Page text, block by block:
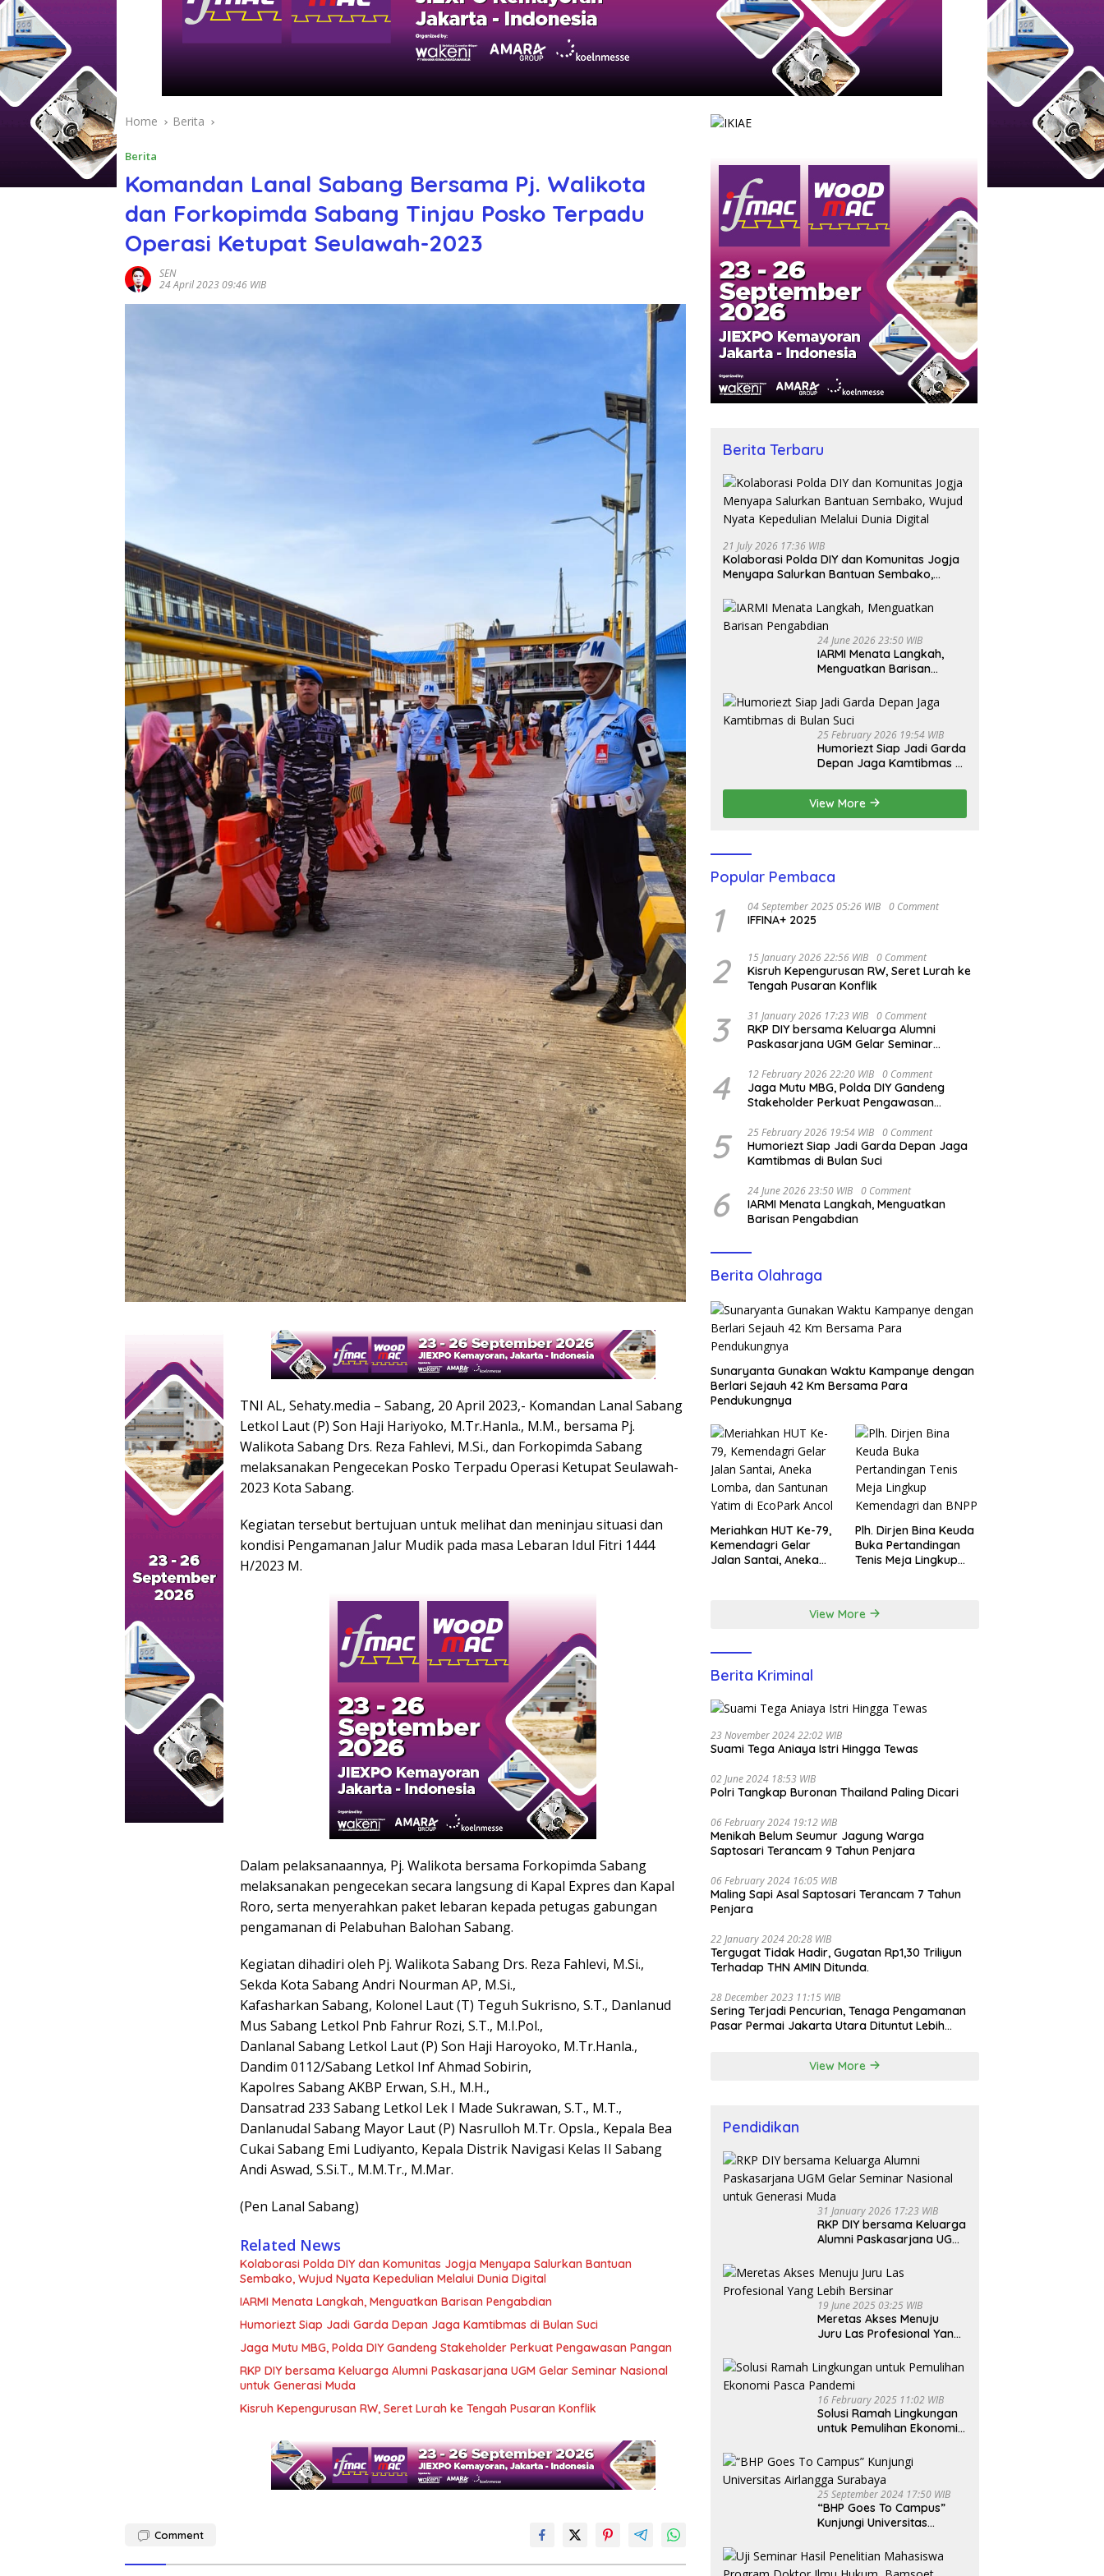
Home Berita
Berita
Komandan Lanal Sabang Bersama Pj. Walikota
dan Forkopimda Sabang Tinjau Posko Terpadu
Operasi Ketupat Seulawah-2023
SEN
24 April 2023 09:46 WIB
TNI AL, Sehaty.media – Sabang, 20 April 2023,- Komandan Lanal Sabang
Letkol Laut (P) Son Haji Hariyoko, M.Tr.Hanla., M.M., bersama Pj.
Walikota Sabang Drs. Reza Fahlevi, M.Si., dan Forkopimda Sabang
melaksanakan Pengecekan Posko Terpadu Operasi Ketupat Seulawah-
2023 Kota Sabang.
Kegiatan tersebut bertujuan untuk melihat dan meninjau situasi dan
kondisi Pengamanan Jalur Mudik pada masa Lebaran Idul Fitri 1444
H/2023 M.
Dalam pelaksanaannya, Pj. Walikota bersama Forkopimda Sabang
melaksanakan pengecekan secara langsung di Kapal Expres dan Kapal
Roro, serta menyerahkan paket lebaran kepada petugas gabungan
pengamanan di Pelabuhan Balohan Sabang.
Kegiatan dihadiri oleh Pj. Walikota Sabang Drs. Reza Fahlevi, M.Si.,
Sekda Kota Sabang Andri Nourman AP, M.Si.,
Kafasharkan Sabang, Kolonel Laut (T) Teguh Sukrisno, S.T., Danlanud
Mus Sabang Letkol Pnb Fahrur Rozi, S.T., M.I.Pol.,
Danlanal Sabang Letkol Laut (P) Son Haji Haroyoko, M.Tr.Hanla.,
Dandim 0112/Sabang Letkol Inf Ahmad Sobirin,
Kapolres Sabang AKBP Erwan, S.H., M.H.,
Dansatrad 233 Sabang Letkol Lek I Made Sukrawan, S.T., M.T.,
Danlanudal Sabang Mayor Laut (P) Nasrulloh M.Tr. Opsla., Kepala Bea
Cukai Sabang Emi Ludiyanto, Kepala Distrik Navigasi Kelas II Sabang
Andi Aswad, S.Si.T., M.M.Tr., M.Mar.
(Pen Lanal Sabang)
Related News
Kolaborasi Polda DIY dan Komunitas Jogja Menyapa Salurkan Bantuan
Sembako, Wujud Nyata Kepedulian Melalui Dunia Digital
IARMI Menata Langkah, Menguatkan Barisan Pengabdian
Humoriezt Siap Jadi Garda Depan Jaga Kamtibmas di Bulan Suci
Jaga Mutu MBG, Polda DIY Gandeng Stakeholder Perkuat Pengawasan Pangan
RKP DIY bersama Keluarga Alumni Paskasarjana UGM Gelar Seminar Nasional
untuk Generasi Muda
Kisruh Kepengurusan RW, Seret Lurah ke Tengah Pusaran Konflik
Comment
Berita Terbaru
21 July 2026 17:36 WIB
Kolaborasi Polda DIY dan Komunitas Jogja
Menyapa Salurkan Bantuan Sembako,
Digital
24 June 2026 23:50 WIB
IARMI Menata Langkah,
Menguatkan Barisan
25 February 2026 19:54 WIB
Humoriezt Siap Jadi Garda
Depan Jaga Kamtibmas di
View More
Popular Pembaca
1 04 September 2025 05:26 WIB 0 Comment
IFFINA+ 2025
2 15 January 2026 22:56 WIB 0 Comment
Kisruh Kepengurusan RW, Seret Lurah ke
Tengah Pusaran Konflik
3 31 January 2026 17:23 WIB 0 Comment
RKP DIY bersama Keluarga Alumni
Paskasarjana UGM Gelar Seminar
4 12 February 2026 22:20 WIB 0 Comment
Jaga Mutu MBG, Polda DIY Gandeng
Stakeholder Perkuat Pengawasan
5 25 February 2026 19:54 WIB 0 Comment
Humoriezt Siap Jadi Garda Depan Jaga
Kamtibmas di Bulan Suci
6 24 June 2026 23:50 WIB 0 Comment
IARMI Menata Langkah, Menguatkan
Barisan Pengabdian
Berita Olahraga
Sunaryanta Gunakan Waktu Kampanye dengan
Berlari Sejauh 42 Km Bersama Para
Pendukungnya
Meriahkan HUT Ke-79,
Kemendagri Gelar
Jalan Santai, Aneka
Plh. Dirjen Bina Keuda
Buka Pertandingan
Tenis Meja Lingkup
View More
Berita Kriminal
23 November 2024 22:02 WIB
Suami Tega Aniaya Istri Hingga Tewas
02 June 2024 18:53 WIB
Polri Tangkap Buronan Thailand Paling Dicari
06 February 2024 19:12 WIB
Menikah Belum Seumur Jagung Warga
Saptosari Terancam 9 Tahun Penjara
06 February 2024 16:05 WIB
Maling Sapi Asal Saptosari Terancam 7 Tahun
Penjara
22 January 2024 20:28 WIB
Tergugat Tidak Hadir, Gugatan Rp1,30 Triliyun
Terhadap THN AMIN Ditunda.
28 December 2023 11:15 WIB
Sering Terjadi Pencurian, Tenaga Pengamanan
Pasar Permai Jakarta Utara Dituntut Lebih
View More
Pendidikan
31 January 2026 17:23 WIB
RKP DIY bersama Keluarga
Alumni Paskasarjana UGM
untuk Generasi Muda
19 June 2025 03:25 WIB
Meretas Akses Menuju
Juru Las Profesional Yang
16 February 2025 11:02 WIB
Solusi Ramah Lingkungan
untuk Pemulihan Ekonomi
25 September 2024 17:50 WIB
“BHP Goes To Campus”
Kunjungi Universitas